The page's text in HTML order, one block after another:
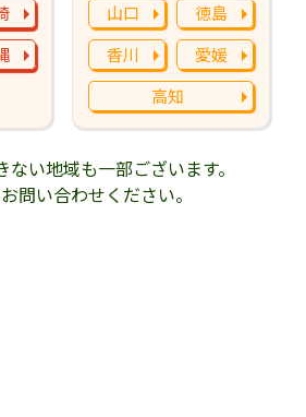
山口
徳島
香川
愛媛
高知
い地域も一部ございます。
問い合わせください。